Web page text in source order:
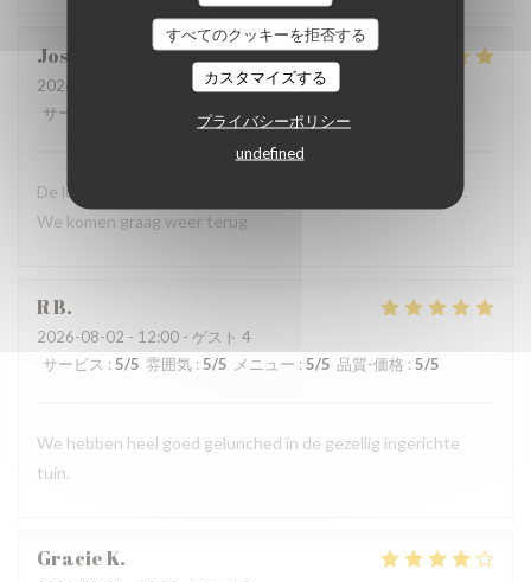
すべてのクッキーを拒否する
カスタマイズする
プライバシーポリシー
undefined
Josee
2026-08-02
- 13:00 - ゲスト 4
サービス
:5/5 メニュー : 5/5
De lunch was erg lekker en het zag er ook erg verzorgd uit.
We komen graag weer terug
RB
2026-08-02 - 12:00 - ゲスト 4
サービス : 5/5 雰囲気 : 5/5 メニュー : 5/5 品質-価格 : 5/5
We hebben heel goed gelunched in de gezellig ingerichte
tuin.
GracieK